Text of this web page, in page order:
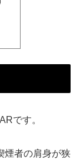
です。
煙者の肩身が狭